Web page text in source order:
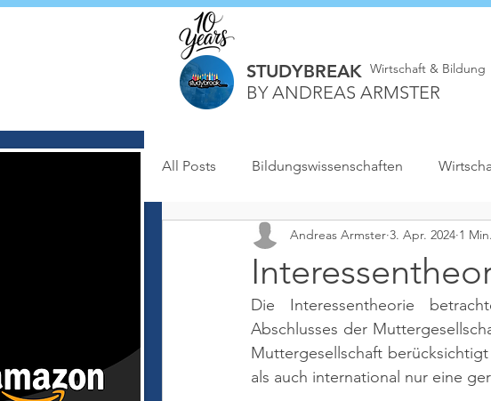
STUDYBREAK
BY ANDREAS ARMSTER
Wirtschaft & Bildung
All Posts Bildungswissenschaften
Andreas Armster 3. Apr. 2024 1
Die Interessentheorie
Abschlusses der
Muttergesellschaft
als auch international nur eine